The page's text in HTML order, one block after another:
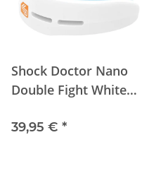
Shock Doctor Nano
Double Fight White
39,95 € *